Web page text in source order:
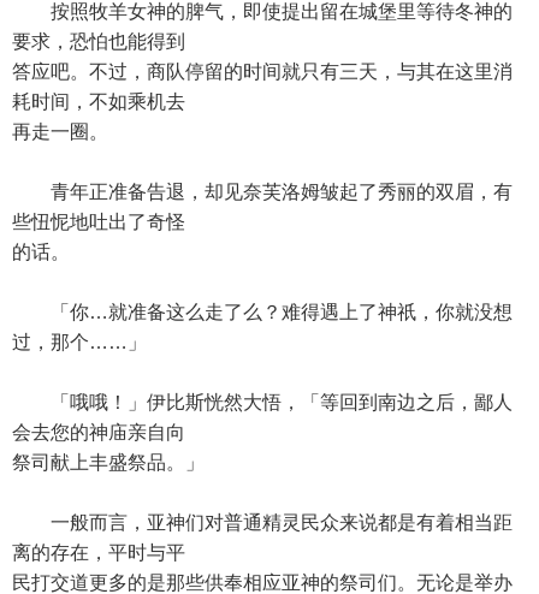
按照牧羊女神的脾气，即使提出留在城堡里等待冬神的
要求，恐怕也能得到
答应吧。不过，商队停留的时间就只有三天，与其在这里消
耗时间，不如乘机去
再走一圈。
青年正准备告退，却见奈芙洛姆皱起了秀丽的双眉，有
些忸怩地吐出了奇怪
的话。
「你…就准备这么走了么？难得遇上了神祇，你就没想
过，那个……」
「哦哦！」伊比斯恍然大悟，「等回到南边之后，鄙人
会去您的神庙亲自向
祭司献上丰盛祭品。」
一般而言，亚神们对普通精灵民众来说都是有着相当距
离的存在，平时与平
民打交道更多的是那些供奉相应亚神的祭司们。无论是举办